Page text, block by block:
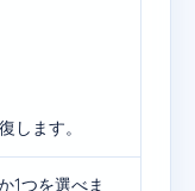
します。
1つを選べま